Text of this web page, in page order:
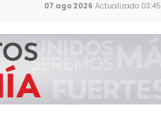
07 ago 2026 Actualizado 03:45